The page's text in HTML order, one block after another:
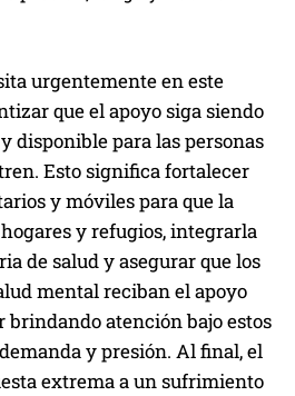
urgentemente en este
que el apoyo siga siendo
disponible para las personas
Esto significa fortalecer
y móviles para que la
y refugios, integrarla
de salud y asegurar que los
mental reciban el apoyo
brindando atención bajo estos
y presión. Al final, el
extrema a un sufrimiento